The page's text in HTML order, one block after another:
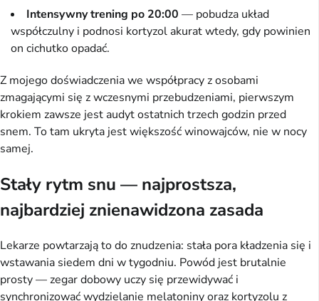
Intensywny trening po 20:00 — pobudza układ
współczulny i podnosi kortyzol akurat wtedy, gdy powinien
on cichutko opadać.
Z mojego doświadczenia we współpracy z osobami
zmagającymi się z wczesnymi przebudzeniami, pierwszym
krokiem zawsze jest audyt ostatnich trzech godzin przed
snem. To tam ukryta jest większość winowajców, nie w nocy
samej.
Stały rytm snu — najprostsza,
najbardziej znienawidzona zasada
Lekarze powtarzają to do znudzenia: stała pora kładzenia się i
wstawania siedem dni w tygodniu. Powód jest brutalnie
prosty — zegar dobowy uczy się przewidywać i
synchronizować wydzielanie melatoniny oraz kortyzolu z